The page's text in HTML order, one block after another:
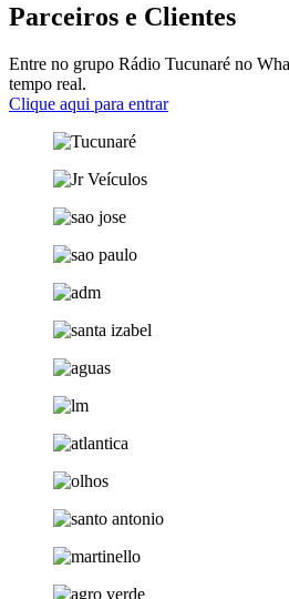
Parceiros e Clientes
Entre no grupo Rádio Tucunaré no
tempo real.
Clique aqui para entrar